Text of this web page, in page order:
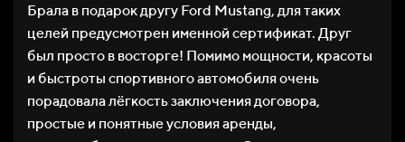
Брала в подарок другу Ford Mustang, для таких
целей предусмотрен именной сертификат. Друг
был просто в восторге! Помимо мощности, красоты
и быстроты спортивного автомобиля очень
порадовала лёгкость заключения договора,
простые и понятные условия аренды,